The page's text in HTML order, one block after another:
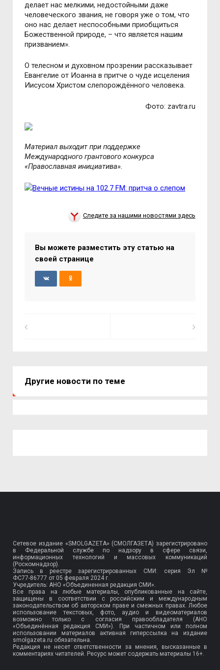
делает нас мелкими, недостойными даже
человеческого звания, не говоря уже о том, что
оно нас делает неспособными приобщиться
Божественной природе, – что является нашим
призванием».
О телесном и духовном прозрении рассказывает
Евангелие от Иоанна в притче о чуде исцеления
Иисусом Христом слепорождённого человека.
Фото: zavtra.ru
Материал выходит при поддержке
Международного грантового конкурса
«Православная инициатива».
Следите за нашими новостями здесь
Вы можете разместить эту статью на
своей странице
Другие новости по теме
Сетевое издание «SMOLGAZETA» (СМОЛГАЗЕТА) зарегистрировано
в Федеральной службе по надзору в сфере связи,
информационных технологий и массовых коммуникаций
(Роскомнадзор).
Запись в реестре зарегистрированных СМИ: серия Эл №
ФС77-86777 от 05 февраля 2024 г.
Учредитель: АНО «Объединенная редакция СМИ».
Все права на любые материалы, опубликованные на сайте,
защищены в соответствии с российским и международным
законодательством об авторском праве и смежных правах. Любое
использование текстовых, фото, аудио и видеоматериалов
возможно только с согласия правообладателя (АНО
«Объединённая редакция СМИ»). При частичном или полном
использовании материалов активная гиперссылка на издание
smolgazeta.ru обязательна.
Редакция не несет ответственности за мнения, высказанные в
комментариях читателей. Ресурс может содержать материалы 16+.